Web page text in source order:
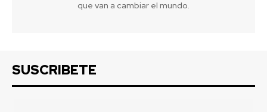
que van a cambiar el mundo.
SUSCRIBETE